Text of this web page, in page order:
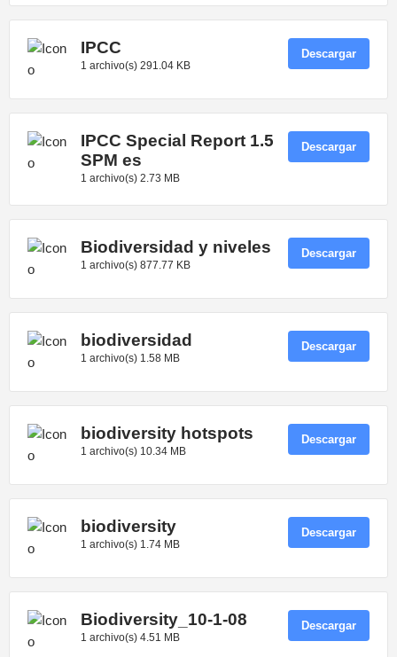
IPCC
1 archivo(s) 291.04 KB
Descargar
IPCC Special Report 1.5
SPM es
1 archivo(s) 2.73 MB
Descargar
Biodiversidad y niveles
1 archivo(s) 877.77 KB
Descargar
biodiversidad
1 archivo(s) 1.58 MB
Descargar
biodiversity hotspots
1 archivo(s) 10.34 MB
Descargar
biodiversity
1 archivo(s) 1.74 MB
Descargar
Biodiversity_10-1-08
1 archivo(s) 4.51 MB
Descargar